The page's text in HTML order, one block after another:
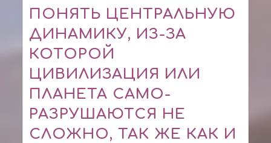
ПОНЯТЬ ЦЕНТРАЛЬНУЮ
ДИНАМИКУ, ИЗ-ЗА
КОТОРОЙ
ЦИВИЛИЗАЦИЯ ИЛИ
ПЛАНЕТА САМО-
РАЗРУШАЮТСЯ НЕ
СЛОЖНО, ТАК ЖЕ КАК И